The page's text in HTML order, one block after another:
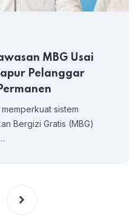
MBG Usai
Pelanggar
sistem
Bergizi Gratis (MBG)